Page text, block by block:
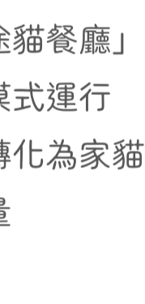
餐廳」
式運行
化為家貓